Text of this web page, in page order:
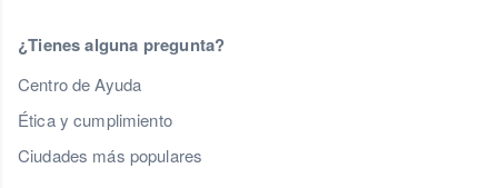
¿Tienes alguna pregunta?
Centro de Ayuda
Ética y cumplimiento
Ciudades más populares